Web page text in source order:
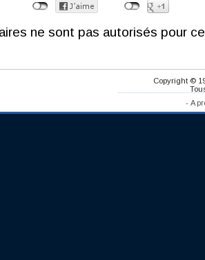
ne sont pas autorisés pour
Copyright ©
- A